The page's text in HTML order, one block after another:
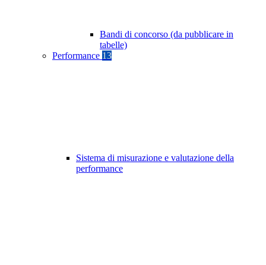
Bandi di concorso (da pubblicare in
tabelle)
Performance 13
Sistema di misurazione e valutazione della
performance